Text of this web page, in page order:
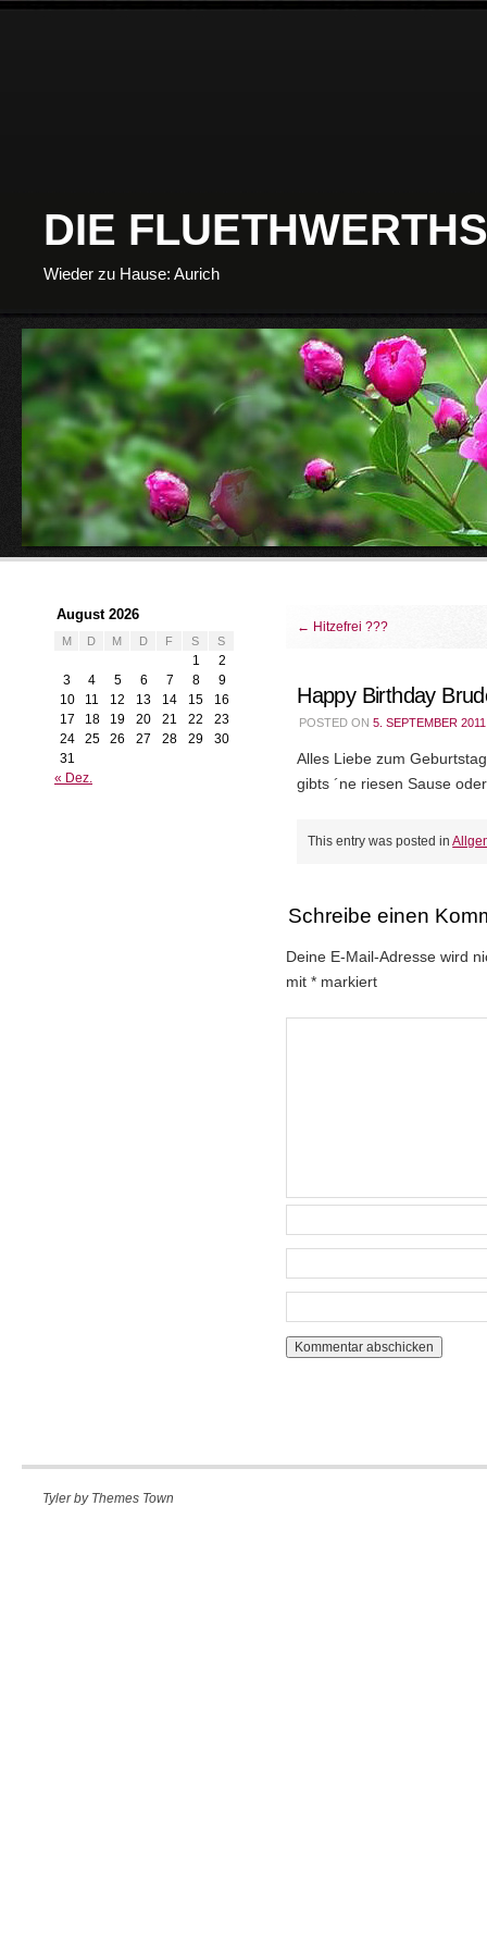
DIE
Wieder zu Hause: Aurich
← Hitzefrei ???
Happy Birthday
POSTED ON 5. SEPTEMBER 2011
Alles Liebe zum
gibts ´ne riesen Sause
This entry was posted in
Schreibe einen
Deine E-Mail-Adresse wird
mit* markiert
August 2026
M D M D F S S
1
2
3
4 5 6 7 8
9
10
11 12 13 14 15
16
17
18 19 20 21 22
23
24
25 26 27 28 29
30
31
« Dez.
Tyler by Themes Town